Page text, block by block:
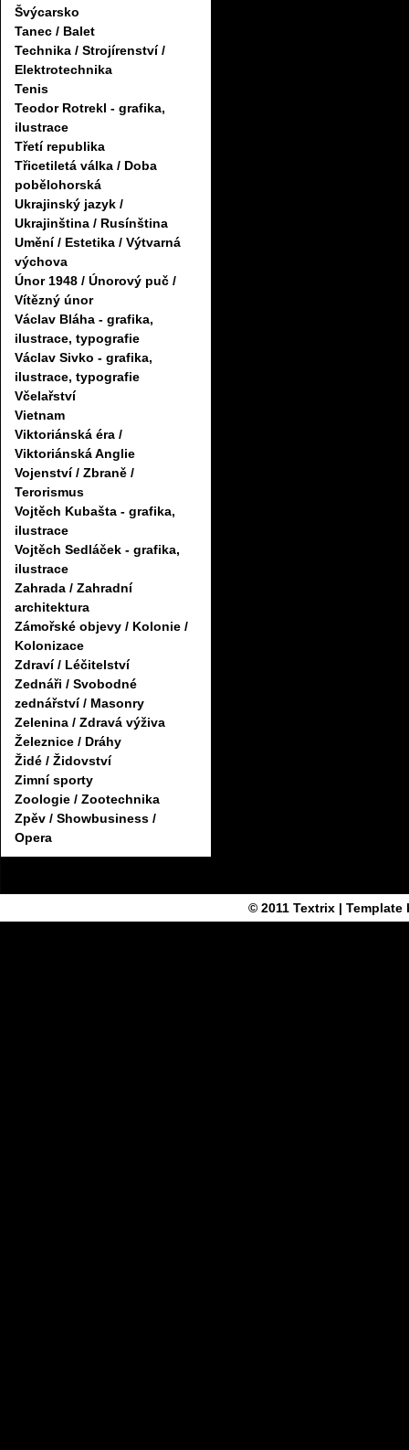
Švýcarsko
Tanec / Balet
Technika / Strojírenství /
Elektrotechnika
Tenis
Teodor Rotrekl - grafika,
ilustrace
Třetí republika
Třicetiletá válka / Doba
pobělohorská
Ukrajinský jazyk /
Ukrajinština / Rusínština
Umění / Estetika / Výtvarná
výchova
Únor 1948 / Únorový puč /
Vítězný únor
Václav Bláha - grafika,
ilustrace, typografie
Václav Sivko - grafika,
ilustrace, typografie
Včelařství
Vietnam
Viktoriánská éra /
Viktoriánská Anglie
Vojenství / Zbraně /
Terorismus
Vojtěch Kubašta - grafika,
ilustrace
Vojtěch Sedláček - grafika,
ilustrace
Zahrada / Zahradní
architektura
Zámořské objevy / Kolonie /
Kolonizace
Zdraví / Léčitelství
Zednáři / Svobodné
zednářství / Masonry
Zelenina / Zdravá výživa
Železnice / Dráhy
Židé / Židovství
Zimní sporty
Zoologie / Zootechnika
Zpěv / Showbusiness /
Opera
© 2011 Textrix| Template